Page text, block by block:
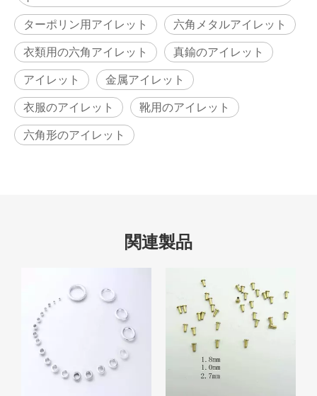
ターポリン用アイレット
六角メタルアイレット
衣類用の六角アイレット
真鍮のアイレット
アイレット
金属アイレット
衣服のアイレット
靴用のアイレット
六角形のアイレット
関連製品